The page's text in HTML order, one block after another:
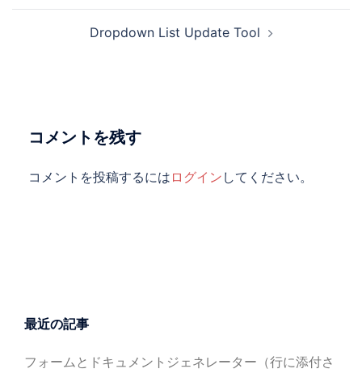
ン
Dropdown List Update Tool
コメントを残す
コメントを投稿するには ログイン してください。
最近の記事
フォームとドキュメントジェネレーター（行に添付さ